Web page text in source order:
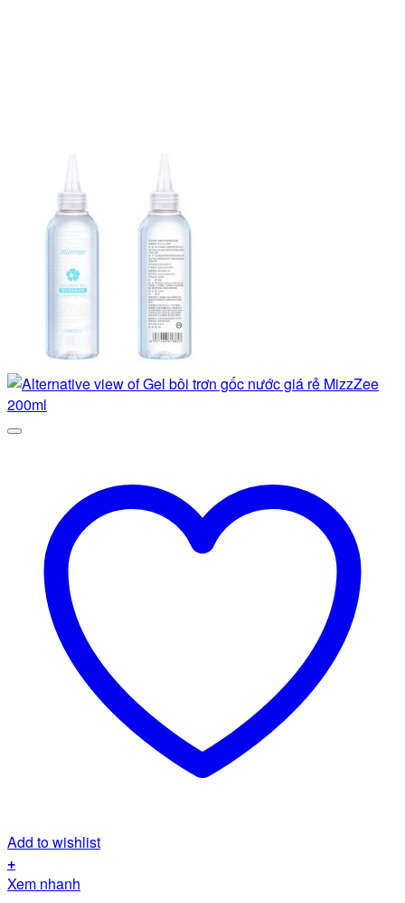
Add to wishlist
+
Xem nhanh